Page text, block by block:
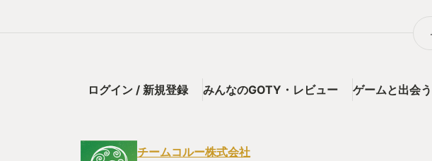
ログイン / 新規登録 みんなのGOTY・レビュー ゲームと出会う
チームコルー株式会社